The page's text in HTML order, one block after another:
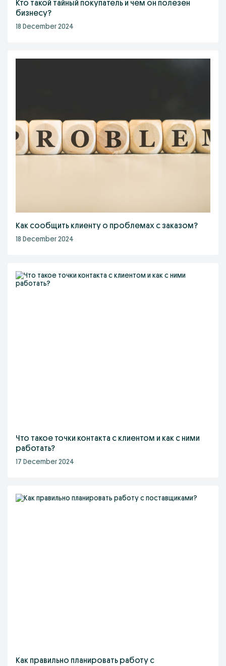
Кто такой тайный покупатель и чем он полезен
бизнесу?
18 December 2024
Как сообщить клиенту о проблемах с заказом?
18 December 2024
Что такое точки контакта с клиентом и как с ними
работать?
17 December 2024
Как правильно планировать работу с